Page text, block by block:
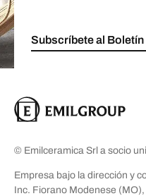
Subscríbete al
© Emilceramica Srl a socio
Empresa bajo la dirección y
Inc. Fiorano Modenese